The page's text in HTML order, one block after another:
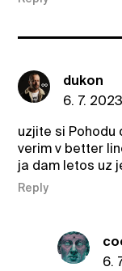
dukon
6. 7.
uzjite si Pohodu
verim v better
ja dam letos uz
Reply
6.